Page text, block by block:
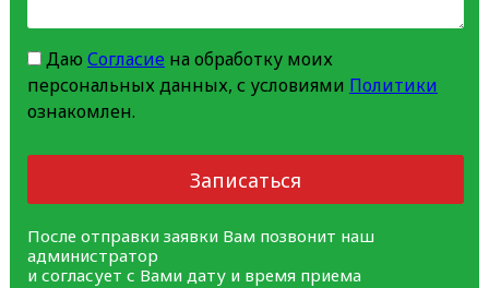
Даю Согласиена обработку моих
персональных данных, с условиями Политики
ознакомлен.
Записаться
После отправки заявки Вам позвонит наш
администратор
и согласует с Вами дату и время приема